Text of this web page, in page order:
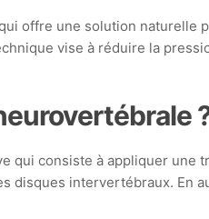
offre une solution naturelle
vise à réduire la
qui consiste à appliquer
intervertébraux. En